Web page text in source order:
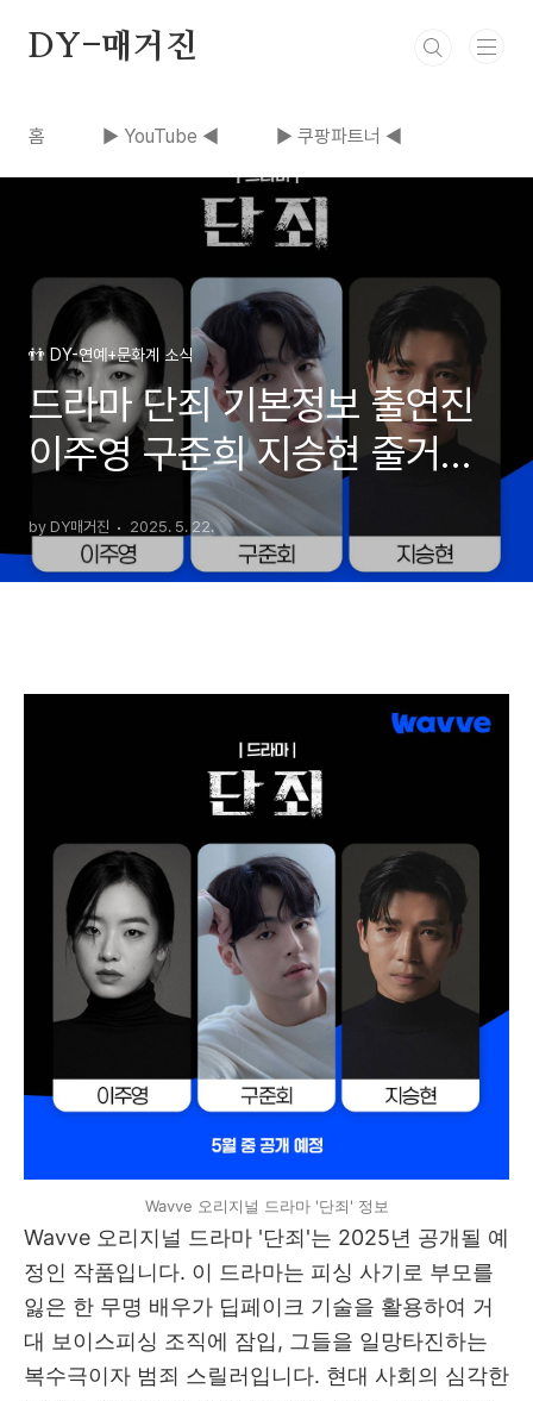
DY-매거진
홈 ▶ YouTube ◀ ▶ 쿠팡파트너 ◀
👬 DY-연예+문화계 소식
드라마 단죄 기본정보 출연진
이주영 구준희 지승현 줄거리
by DY매거진 2025. 5. 22.
Wavve 오리지널 드라마 '단죄' 정보
Wavve 오리지널 드라마 '단죄'는 2025년 공개될 예
정인 작품입니다. 이 드라마는 피싱 사기로 부모를
잃은 한 무명 배우가 딥페이크 기술을 활용하여 거
대 보이스피싱 조직에 잠입, 그들을 일망타진하는
복수극이자 범죄 스릴러입니다. 현대 사회의 심각한